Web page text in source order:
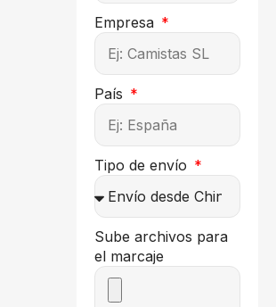
Empresa
País
Tipo de envío
Sube archivos para
el marcaje